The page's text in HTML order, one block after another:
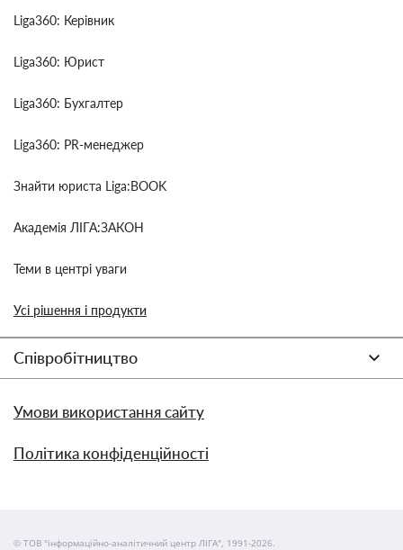
Liga360: Керівник
Liga360: Юрист
Liga360: Бухгалтер
Liga360: PR-менеджер
Знайти юриста Liga:BOOK
Академія ЛІГА:ЗАКОН
Теми в центрі уваги
Усі рішення і продукти
Співробітництво
Умови використання сайту
Політика конфіденційності
© ТОВ "інформаційно-аналітичний центр ЛІГА", 1991-2026.